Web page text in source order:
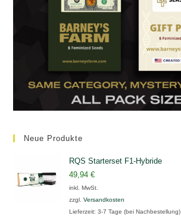
Neue Produkte
RQS Starterset F1-Hybride
49,94€
inkl. MwSt.
zzgl.Versandkosten
Lieferzeit:3-7 Tage (bei Nachbestellung)